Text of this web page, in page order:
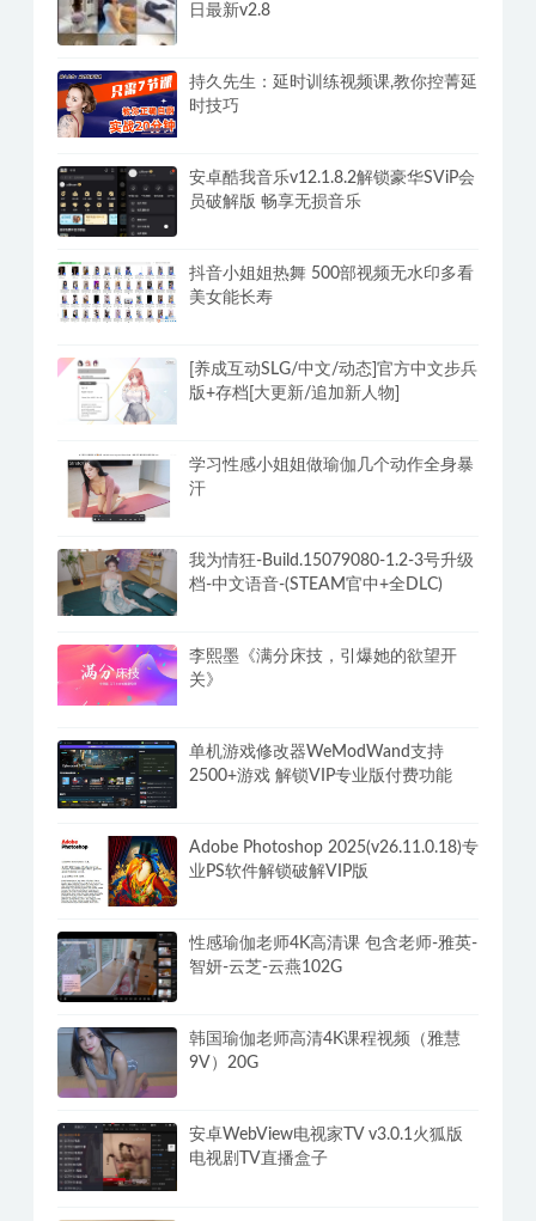
日最新v2.8
持久先生：延时训练视频课,教你控菁延
时技巧
安卓酷我音乐v12.1.8.2解锁豪华SViP会
员破解版 畅享无损音乐
抖音小姐姐热舞 500部视频无水印多看
美女能长寿
[养成互动SLG/中文/动态]官方中文步兵
版+存档[大更新/追加新人物]
学习性感小姐姐做瑜伽几个动作全身暴
汗
我为情狂-Build.15079080-1.2-3号升级
档-中文语音-(STEAM官中+全DLC)
李熙墨《满分床技，引爆她的欲望开
关》
单机游戏修改器WeModWand支持
2500+游戏 解锁VIP专业版付费功能
Adobe Photoshop 2025(v26.11.0.18)专
业PS软件解锁破解VIP版
性感瑜伽老师4K高清课 包含老师-雅英-
智妍-云芝-云燕102G
韩国瑜伽老师高清4K课程视频（雅慧
9V）20G
安卓WebView电视家TV v3.0.1火狐版
电视剧TV直播盒子